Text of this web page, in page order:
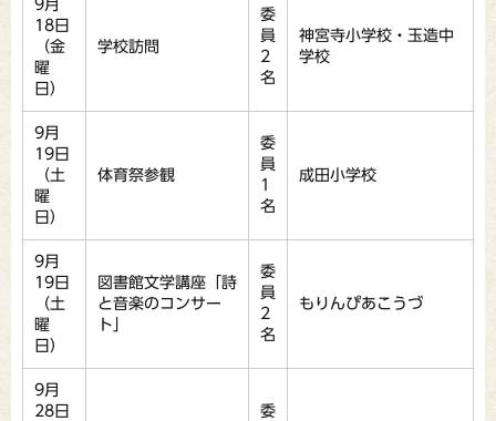
9月
18日
（金
曜
日）
学校訪問
委
員
2
名
神宮寺小学校・玉造中
学校
9月
19日
（土
曜
日）
体育祭参観
委
員
1
名
成田小学校
9月
19日
（土
曜
日）
図書館文学講座「詩
と音楽のコンサー
ト」
委
員
2
名
もりんぴあこうづ
9月
28日
委